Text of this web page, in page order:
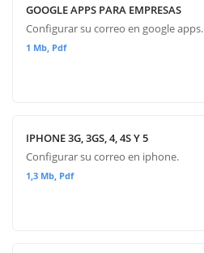
GOOGLE APPS PARA EMPRESAS
Configurar su correo en google apps.
1 Mb, Pdf
IPHONE 3G, 3GS, 4, 4S Y 5
Configurar su correo en iphone.
1,3 Mb, Pdf